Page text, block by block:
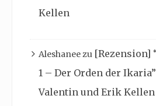
Kellen
Aleshaneezu [Rezension]
1 – Der Orden der
Valentin und Erik Kellen